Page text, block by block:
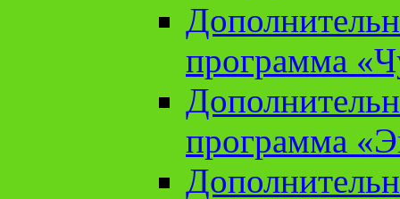
программа
программа